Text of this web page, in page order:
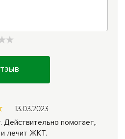
13.03.2023
помогает,.
лечит ЖКТ.